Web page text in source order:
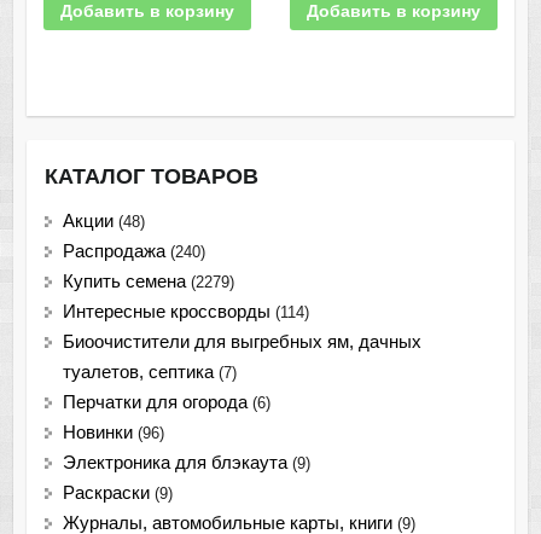
Добавить в корзину Добавить в корзину
КАТАЛОГ ТОВАРОВ
Акции (48)
Распродажа (240)
Купить семена (2279)
Интересные кроссворды (114)
Биоочистители для выгребных ям, дачных
туалетов, септика (7)
Перчатки для огорода (6)
Новинки (96)
Электроника для блэкаута (9)
Раскраски (9)
Журналы, автомобильные карты, книги (9)